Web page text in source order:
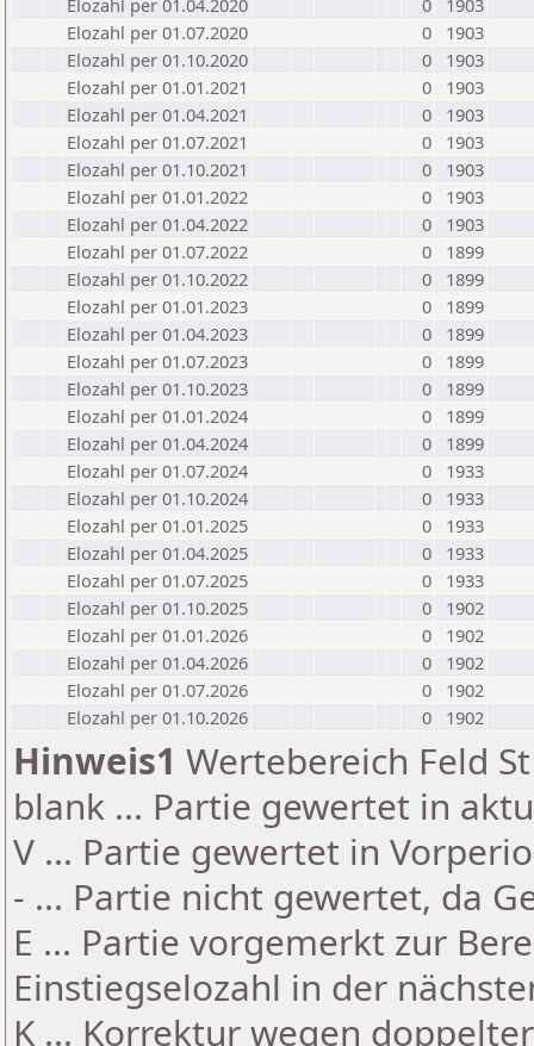
Elozahl per 01.04.2020
0
1903
Elozahl per 01.07.2020
0
1903
Elozahl per 01.10.2020
0
1903
Elozahl per 01.01.2021
0
1903
Elozahl per 01.04.2021
0
1903
Elozahl per 01.07.2021
0
1903
Elozahl per 01.10.2021
0
1903
Elozahl per 01.01.2022
0
1903
Elozahl per 01.04.2022
0
1903
Elozahl per 01.07.2022
0
1899
Elozahl per 01.10.2022
0
1899
Elozahl per 01.01.2023
0
1899
Elozahl per 01.04.2023
0
1899
Elozahl per 01.07.2023
0
1899
Elozahl per 01.10.2023
0
1899
Elozahl per 01.01.2024
0
1899
Elozahl per 01.04.2024
0
1899
Elozahl per 01.07.2024
0
1933
Elozahl per 01.10.2024
0
1933
Elozahl per 01.01.2025
0
1933
Elozahl per 01.04.2025
0
1933
Elozahl per 01.07.2025
0
1933
Elozahl per 01.10.2025
0
1902
Elozahl per 01.01.2026
0
1902
Elozahl per 01.04.2026
0
1902
Elozahl per 01.07.2026
0
1902
Elozahl per 01.10.2026
0 1902
Hinweis1 Wertebereich Feld
blank ... Partie gewertet in
V ... Partie gewertet in
- ... Partie nicht gewertet, da
E ... Partie vorgemerkt zur
Einstiegselozahl in der
K ... Korrektur wegen